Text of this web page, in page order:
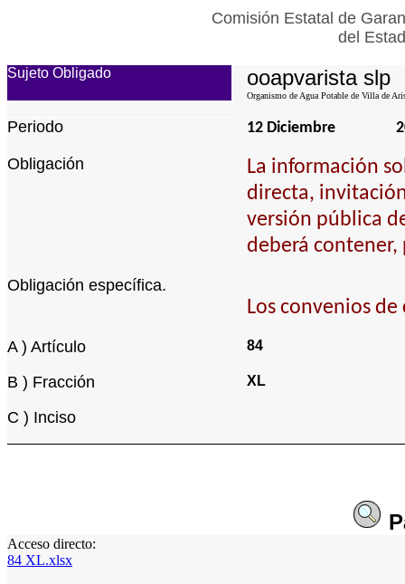
Comisión Estatal de
del
Sujeto Obligado ooapvarista slp
Organismo de Agua Potable de Villa de
Periodo 12 Diciembre
Obligación
La información
directa,
versión pública
deberá
Obligación específica.
Los convenios
A ) Artículo 84
B ) Fracción XL
C ) Inciso
Acceso directo:
84 XL.xlsx